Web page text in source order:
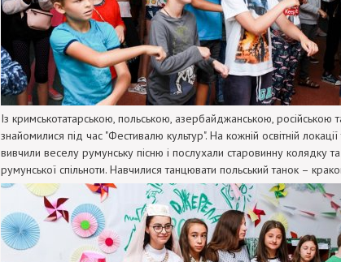
Із кримськотатарською, польською, азербайджанською,
знайомилися під час "Фестивалю культур". На кожній освітній
вивчили веселу румунську пісню і послухали старовинну колядку
румунської спільноти. Навчилися танцювати польський танок –